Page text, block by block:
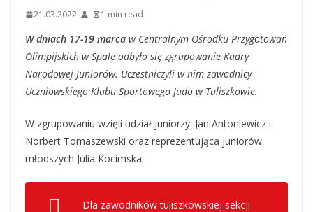
21.03.2022 1 min read
W dniach 17-19 marca w Centralnym Ośrodku Przygotowań
Olimpijskich w Spale odbyło się zgrupowanie Kadry
Narodowej Juniorów. Uczestniczyli w nim zawodnicy
Uczniowskiego Klubu Sportowego Judo w Tuliszkowie.
W zgrupowaniu wzięli udział juniorzy: Jan Antoniewicz i
Norbert Tomaszewski oraz reprezentująca juniorów
młodszych Julia Kocimska.
Dla zawodników tuliszkowskiej sekcji